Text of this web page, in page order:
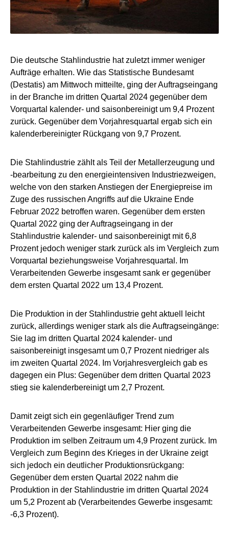
Die deutsche Stahlindustrie hat zuletzt immer weniger
Aufträge erhalten. Wie das Statistische Bundesamt
(Destatis) am Mittwoch mitteilte, ging der Auftragseingang
in der Branche im dritten Quartal 2024 gegenüber dem
Vorquartal kalender- und saisonbereinigt um 9,4 Prozent
zurück. Gegenüber dem Vorjahresquartal ergab sich ein
kalenderbereinigter Rückgang von 9,7 Prozent.
Die Stahlindustrie zählt als Teil der Metallerzeugung und
-bearbeitung zu den energieintensiven Industriezweigen,
welche von den starken Anstiegen der Energiepreise im
Zuge des russischen Angriffs auf die Ukraine Ende
Februar 2022 betroffen waren. Gegenüber dem ersten
Quartal 2022 ging der Auftragseingang in der
Stahlindustrie kalender- und saisonbereinigt mit 6,8
Prozent jedoch weniger stark zurück als im Vergleich zum
Vorquartal beziehungsweise Vorjahresquartal. Im
Verarbeitenden Gewerbe insgesamt sank er gegenüber
dem ersten Quartal 2022 um 13,4 Prozent.
Die Produktion in der Stahlindustrie geht aktuell leicht
zurück, allerdings weniger stark als die Auftragseingänge:
Sie lag im dritten Quartal 2024 kalender- und
saisonbereinigt insgesamt um 0,7 Prozent niedriger als
im zweiten Quartal 2024. Im Vorjahresvergleich gab es
dagegen ein Plus: Gegenüber dem dritten Quartal 2023
stieg sie kalenderbereinigt um 2,7 Prozent.
Damit zeigt sich ein gegenläufiger Trend zum
Verarbeitenden Gewerbe insgesamt: Hier ging die
Produktion im selben Zeitraum um 4,9 Prozent zurück. Im
Vergleich zum Beginn des Krieges in der Ukraine zeigt
sich jedoch ein deutlicher Produktionsrückgang:
Gegenüber dem ersten Quartal 2022 nahm die
Produktion in der Stahlindustrie im dritten Quartal 2024
um 5,2 Prozent ab (Verarbeitendes Gewerbe insgesamt:
-6,3 Prozent).